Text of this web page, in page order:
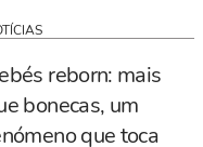
reborn: mais
bonecas, um
que toca